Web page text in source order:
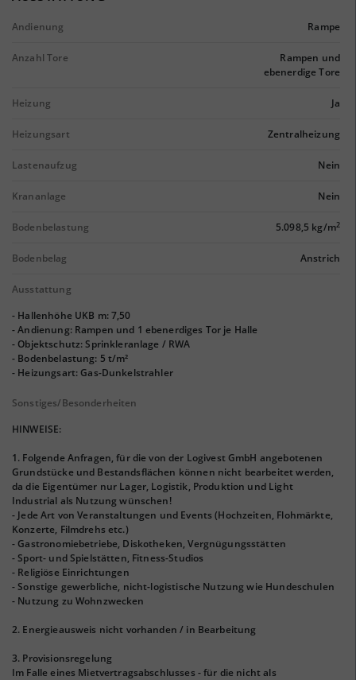
Andienung Rampe
Anzahl Tore
Rampen und
ebenerdige Tore
Heizung Ja
Heizungsart Zentralheizung
Lastenaufzug Nein
Krananlage Nein
Bodenbelastung 5.098,5 kg/m2
Bodenbelag Anstrich
Ausstattung
- Hallenhöhe UKB m: 7,50
- Andienung: Rampen und 1 ebenerdiges Tor je Halle
- Objektschutz: Sprinkleranlage / RWA
- Bodenbelastung: 5 t/m²
- Heizungsart: Gas-Dunkelstrahler
Sonstiges/Besonderheiten
HINWEISE:
1. Folgende Anfragen, für die von der Logivest GmbH angebotenen
Grundstücke und Bestandsflächen können nicht bearbeitet werden,
da die Eigentümer nur Lager, Logistik, Produktion und Light
Industrial als Nutzung wünschen!
- Jede Art von Veranstaltungen und Events (Hochzeiten, Flohmärkte,
Konzerte, Filmdrehs etc.)
- Gastronomiebetriebe, Diskotheken, Vergnügungsstätten
- Sport- und Spielstätten, Fitness-Studios
- Religiöse Einrichtungen
- Sonstige gewerbliche, nicht-logistische Nutzung wie Hundeschulen
- Nutzung zu Wohnzwecken
2. Energieausweis nicht vorhanden / in Bearbeitung
3. Provisionsregelung
Im Falle eines Mietvertragsabschlusses - für die nicht als